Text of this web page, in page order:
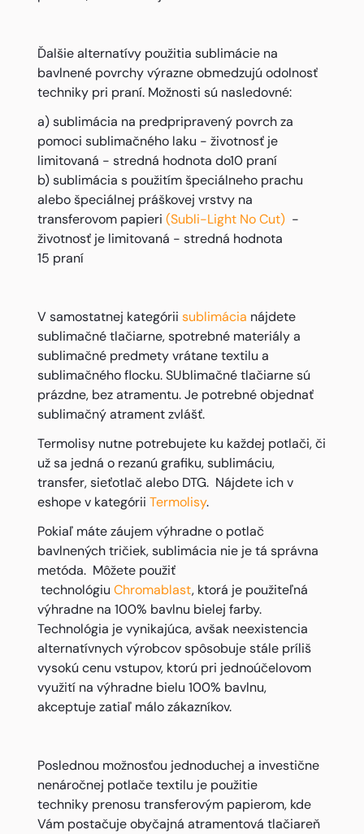
Ďalšie alternatívy použitia sublimácie na
bavlnené povrchy výrazne obmedzujú odolnosť
techniky pri praní. Možnosti sú nasledovné:
a) sublimácia na predpripravený povrch za
pomoci sublimačného laku - životnosť je
limitovaná - stredná hodnota do10 praní
b) sublimácia s použitím špeciálneho prachu
alebo špeciálnej práškovej vrstvy na
transferovom papieri(Subli-Light No Cut) -
životnosť je limitovaná - stredná hodnota
15 praní
V samostatnej kategóriisublimácia nájdete
sublimačné tlačiarne, spotrebné materiály a
sublimačné predmety vrátane textilu a
sublimačného flocku. SUblimačné tlačiarne sú
prázdne, bez atramentu. Je potrebné objednať
sublimačný atrament zvlášť.
Termolisy nutne potrebujete ku každej potlači, či
už sa jedná o rezanú grafiku, sublimáciu,
transfer, sieťotlač alebo DTG. Nájdete ich v
eshope v kategóriiTermolisy.
Pokiaľ máte záujem výhradne o potlač
bavlnených tričiek, sublimácia nie je tá správna
metóda. Môžete použiť
technológiuChromablast, ktorá je použiteľná
výhradne na 100% bavlnu bielej farby.
Technológia je vynikajúca, avšak neexistencia
alternatívnych výrobcov spôsobuje stále príliš
vysokú cenu vstupov, ktorú pri jednoúčelovom
využití na výhradne bielu 100% bavlnu,
akceptuje zatiaľ málo zákazníkov.
Poslednou možnosťou jednoduchej a investične
nenáročnej potlače textilu je použitie
techniky prenosu transferovým papierom, kde
Vám postačuje obyčajná atramentová tlačiareň